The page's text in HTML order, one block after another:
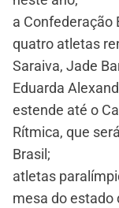
a Confederação
quatro atletas
Saraiva, Jade
Eduarda
estende até o
Rítmica, que
Brasil;
atletas
mesa do estado